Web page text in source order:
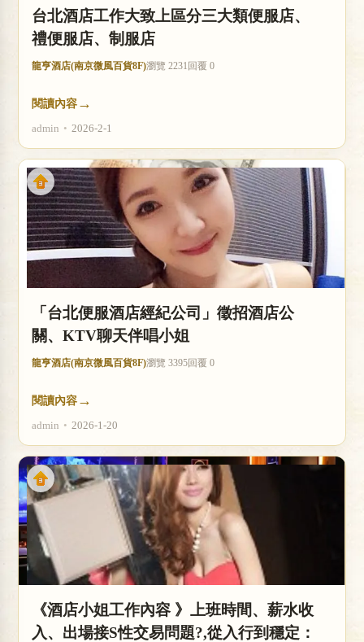
台北酒店工作大致上區分三大類便服店、
禮便服店、制服店
龍亨酒店(南京微風百貨8F)瀏覽 2231 回覆 0
閱讀內容 →
admin • 2026-2-1
「台北便服酒店經紀公司」徵招酒店公
關、KTV聊天伴唱小姐
龍亨酒店(南京微風百貨8F)瀏覽 3395回覆 0
閱讀內容 →
admin • 2026-1-20
《酒店小姐工作內容 》上班時間、薪水收
入、出場接S性交易問題?,從入行到穩定：